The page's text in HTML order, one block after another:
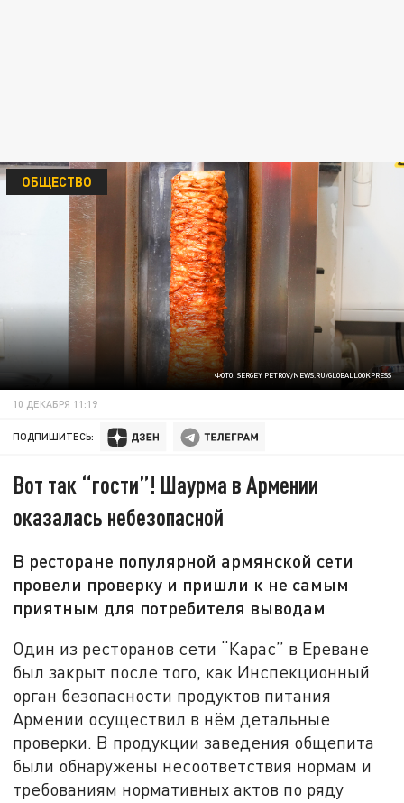
ФОТО: SERGEY PETROV/NEWS.RU/GLOBALLOOKPRESS
ОБЩЕСТВО
10 ДЕКАБРЯ 11:19
ПОДПИШИТЕСЬ:
Вот так “гости”! Шаурма в Армении
оказалась небезопасной
В ресторане популярной армянской сети
провели проверку и пришли к не самым
приятным для потребителя выводам
Один из ресторанов сети “Карас” в Ереване
был закрыт после того, как Инспекционный
орган безопасности продуктов питания
Армении осуществил в нём детальные
проверки. В продукции заведения общепита
были обнаружены несоответствия нормам и
требованиям нормативных актов по ряду